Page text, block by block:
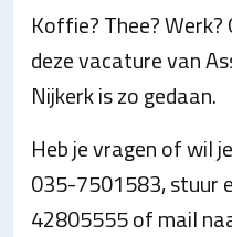
Koffie? Thee?
deze vacature van
Nijkerk is zo gedaan.
Heb je vragen of wil
035-7501583, stuur
42805555 of mail